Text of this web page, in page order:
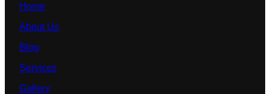
Home
About Us
Blog
Services
Gallery